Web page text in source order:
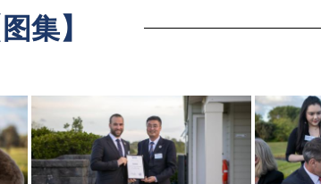
图集】